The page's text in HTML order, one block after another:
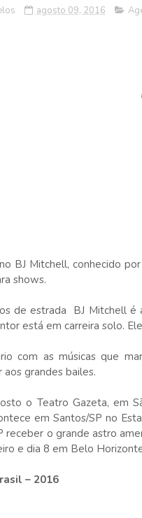
agosto 09, 2016
BJ Mitchell, conhecido
shows.
de estrada BJ Mitchell é
está em carreira solo.
com as músicas que
grandes bailes.
o Teatro Gazeta, em
em Santos/SP no
receber o grande astro
e dia 8 em Belo
– 2016